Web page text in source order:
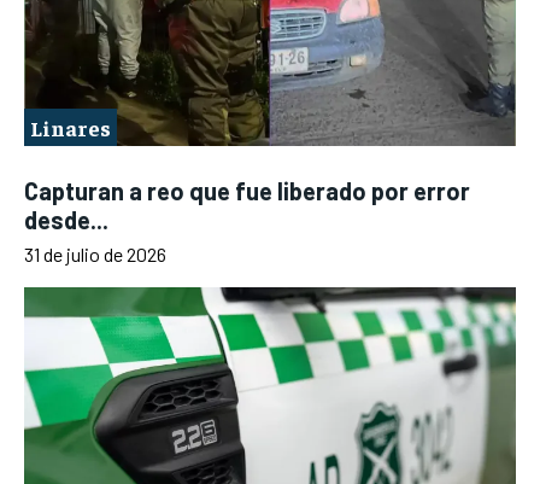
Linares
Capturan a reo que fue liberado por error
desde...
31 de julio de 2026